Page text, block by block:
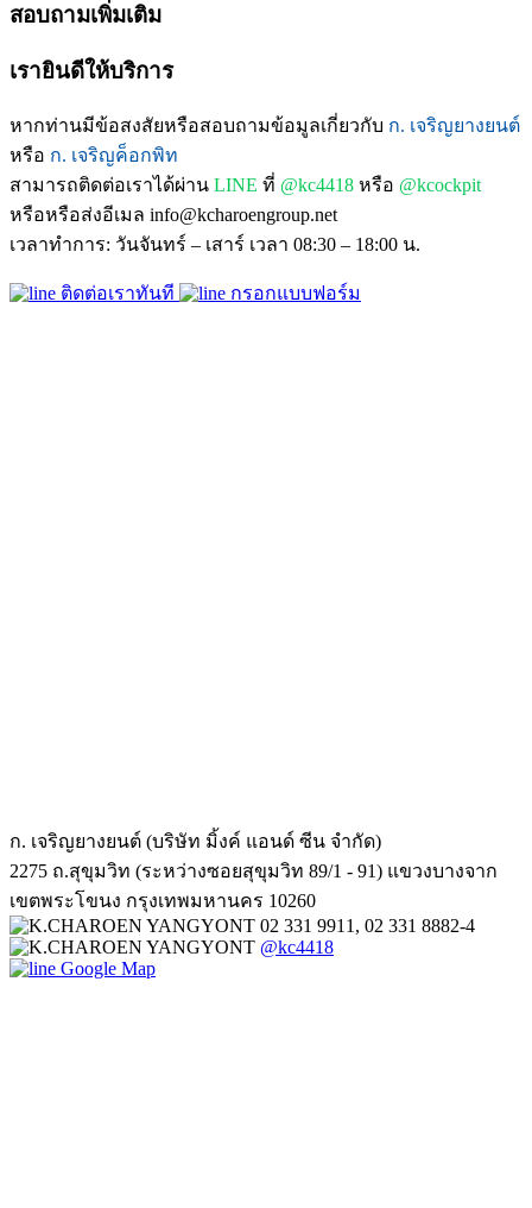
สอบถามเพิ่มเติม
เรายินดีให้บริการ
หากท่านมีข้อสงสัยหรือสอบถามข้อมูลเกี่ยวกับ ก. เจริญยางยนต์
หรือ ก. เจริญค็อกพิท
สามารถติดต่อเราได้ผ่าน LINE ที่ @kc4418 หรือ @kcockpit
หรือหรือส่งอีเมล info@kcharoengroup.net
เวลาทำการ: วันจันทร์ – เสาร์ เวลา 08:30 – 18:00 น.
ติดต่อเราทันที กรอกแบบฟอร์ม
ก. เจริญยางยนต์ (บริษัท มิ้งค์ แอนด์ ซีน จำกัด)
2275 ถ.สุขุมวิท (ระหว่างซอยสุขุมวิท 89/1 - 91) แขวงบางจาก
เขตพระโขนง กรุงเทพมหานคร 10260
02 331 9911, 02 331 8882-4
@kc4418
Google Map